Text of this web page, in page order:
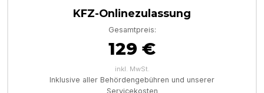
KFZ-Onlinezulassung
Gesamtpreis:
129 €
inkl. MwSt.
Inklusive aller Behördengebühren und unserer
Servicekosten